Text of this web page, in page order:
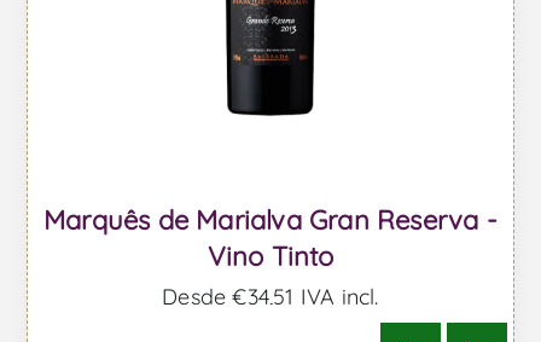
Marquês de Marialva Gran Reserva -
Vino Tinto
Desde €34,51 IVA incl.